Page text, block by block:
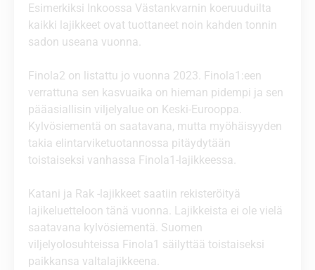
Esimerkiksi Inkoossa Västankvarnin koeruuduilta
kaikki lajikkeet ovat tuottaneet noin kahden tonnin
sadon useana vuonna.
Finola2 on listattu jo vuonna 2023. Finola1:een
verrattuna sen kasvuaika on hieman pidempi ja sen
pääasiallisin viljelyalue on Keski-Eurooppa.
Kylvösiementä on saatavana, mutta myöhäisyyden
takia elintarviketuotannossa pitäydytään
toistaiseksi vanhassa Finola1-lajikkeessa.
Katani ja Rak -lajikkeet saatiin rekisteröityä
lajikeluetteloon tänä vuonna. Lajikkeista ei ole vielä
saatavana kylvösiementä. Suomen
viljelyolosuhteissa Finola1 säilyttää toistaiseksi
paikkansa valtalajikkeena.